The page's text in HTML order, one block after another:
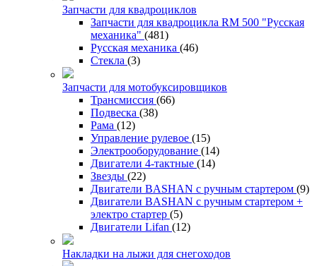
Запчасти для квадроциклов
Запчасти для квадроцикла RM 500 "Русская
механика" (481)
Русская механика (46)
Стекла (3)
Запчасти для мотобуксировщиков
Трансмиссия (66)
Подвеска (38)
Рама (12)
Управление рулевое (15)
Электрооборудование (14)
Двигатели 4-тактные (14)
Звезды (22)
Двигатели BASHAN с ручным стартером (9)
Двигатели BASHAN с ручным стартером +
электро стартер (5)
Двигатели Lifan (12)
Накладки на лыжи для снегоходов